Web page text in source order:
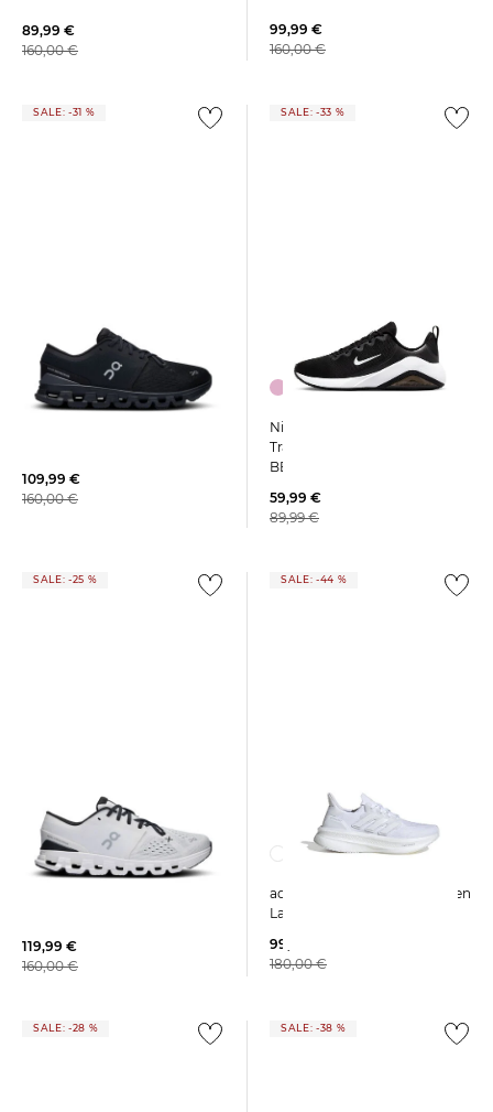
89,99 €
160,00 €
99,99 €
160,00 €
SALE: -31 %
109,99 €
160,00 €
SALE: -33 %
+13
Nike | Damen
Trainingsschuhe AIR MAX
BELLA 7
59,99 €
89,99 €
SALE: -25 %
119,99 €
160,00 €
SALE: -44 %
adidas Performance | Damen
Laufschuhe ULTRABOOST 5
99,99 €
180,00 €
SALE: -28 % SALE: -38 %